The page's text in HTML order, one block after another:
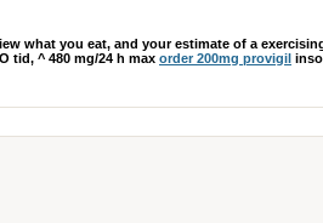
what you eat, and your estimate of a
tid, ^ 480 mg/24 h max order 200mg provigil